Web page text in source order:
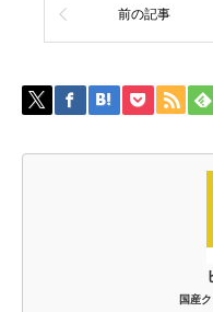
前の記事
国産